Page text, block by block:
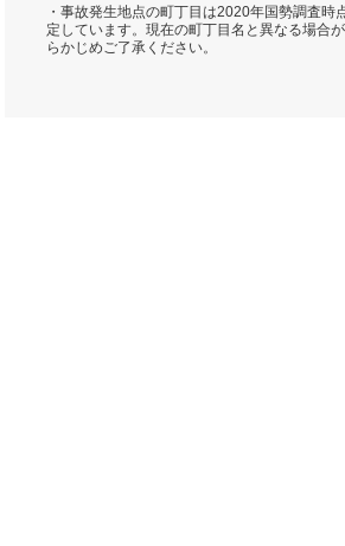
・事故発生地点の町丁目は2020年国勢調査時
定しています。現在の町丁目名と異なる場合
らかじめご了承ください。